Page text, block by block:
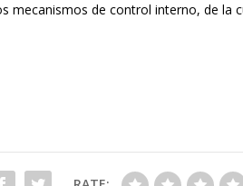
de control interno, de la